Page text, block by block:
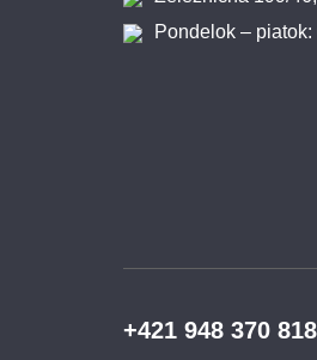
Pondelok –
+421 948 370 818